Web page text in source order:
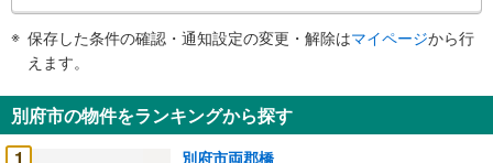
知
を
受
保存した条件の確認・通知設定の変更・解除はマイページから行
えます。
別府市の物件をランキングから探す
別府市両郡橋